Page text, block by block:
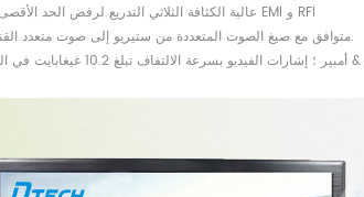
4) عالية الكثافة الثلاثي التدريع لرفض الحد الأقصى من EMI و RFI
5) متوافق مع صيغ الصوت المتعددة من ستيريو إلى صوت متعدد القنوات.
إشارات الفيديو بسرعة الالتفاف تبلغ 10.2 غيغابايت في الثانية